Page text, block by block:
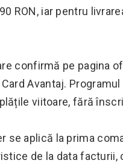
RON, iar pentru
confirmă pe pagina
Card Avantaj.
viitoare, fără
se aplică la prima
de la data